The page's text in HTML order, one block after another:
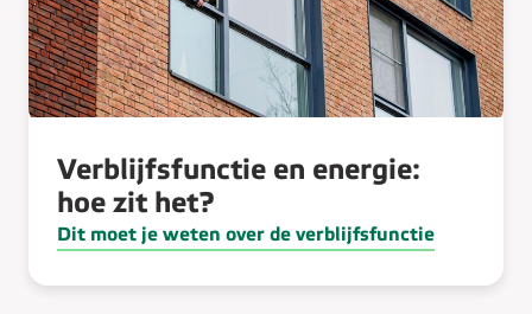
Verblijfsfunctie en energie:
hoe zit het?
Dit moet je weten over de verblijfsfunctie